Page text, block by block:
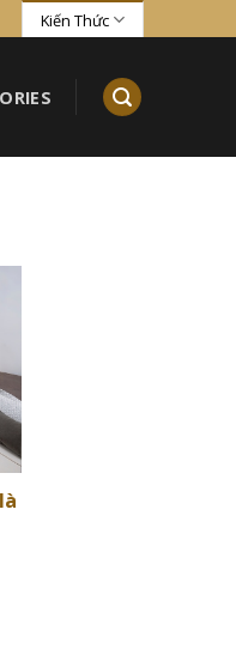
Kiến Thức